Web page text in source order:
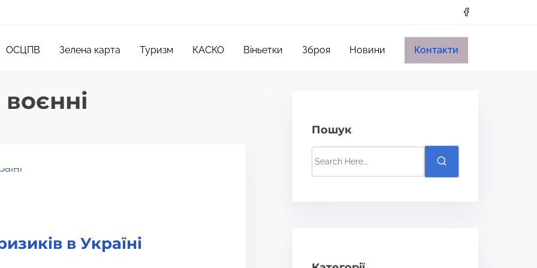
ОСЦПВ Зелена карта Туризм КАСКО Віньетки Зброя Новини Контакти
в Україні
Пошук
S
e